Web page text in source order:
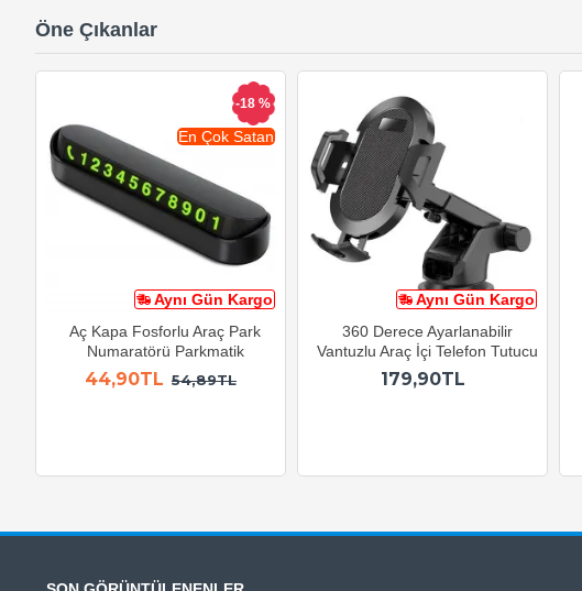
Öne Çıkanlar
Aynı Gün Kargo
En Çok Satan
-18 %
Aç Kapa Fosforlu Araç Park
Numaratörü Parkmatik
44,90TL 54,89TL
Aynı Gün Kargo
360 Derece Ayarlanabilir
Vantuzlu Araç İçi Telefon Tutucu
179,90TL